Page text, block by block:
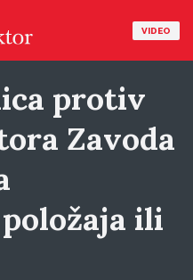
VIDEO
protiv
Zavoda
ili